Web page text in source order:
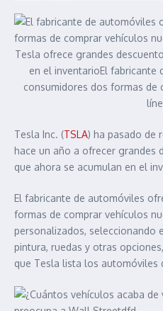
Tesla ofrece grandes
en el inventarioEl
consumidores dos formas de
Tesla Inc. (TSLA) ha pasado de
hace un año a ofrecer grandes
que ahora se acumulan en el
El fabricante de automóviles
formas de comprar vehículos
personalizados, seleccionando
pintura, ruedas y otras
que Tesla lista los automóviles